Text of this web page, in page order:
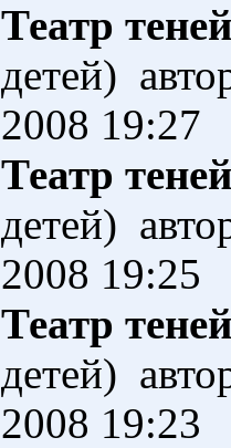
Театр
детей)
2008 19:27
Театр
детей)
2008 19:25
Театр
детей)
2008 19:23